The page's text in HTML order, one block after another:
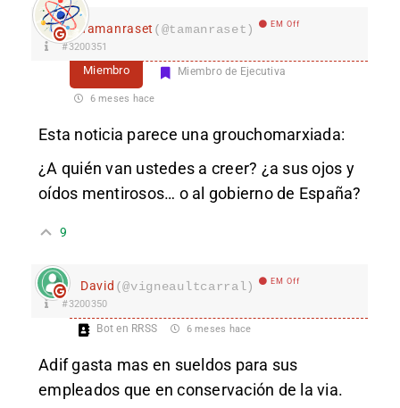
Tamanraset (@tamanraset) EM Off
#3200351
Miembro Miembro de Ejecutiva
6 meses hace
Esta noticia parece una grouchomarxiada:
¿A quién van ustedes a creer? ¿a sus ojos y
oídos mentirosos… o al gobierno de España?
9
David (@vigneaultcarral) EM Off
#3200350
Bot en RRSS 6 meses hace
Adif gasta mas en sueldos para sus
empleados que en conservación de la via.